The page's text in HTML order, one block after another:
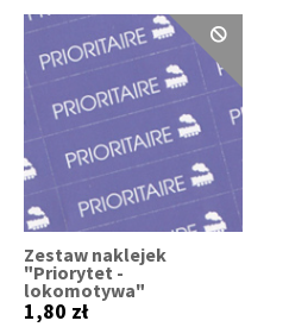
Zestaw naklejek
"Priorytet -
lokomotywa"
1,80 zł